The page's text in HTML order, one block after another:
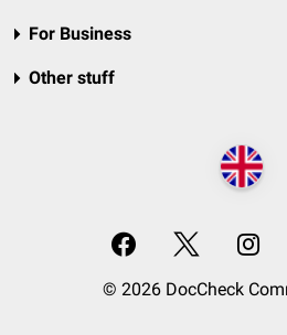
For Business
Other stuff
© 2026 DocCheck